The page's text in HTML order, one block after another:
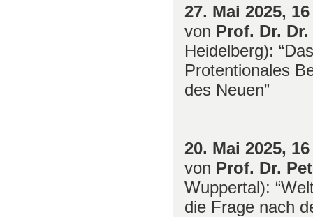
27. Mai 2025,
von Prof. Dr.
Heidelberg):
Protentionales
des Neuen”
20. Mai 2025,
von Prof. Dr.
Wuppertal):
die Frage nach